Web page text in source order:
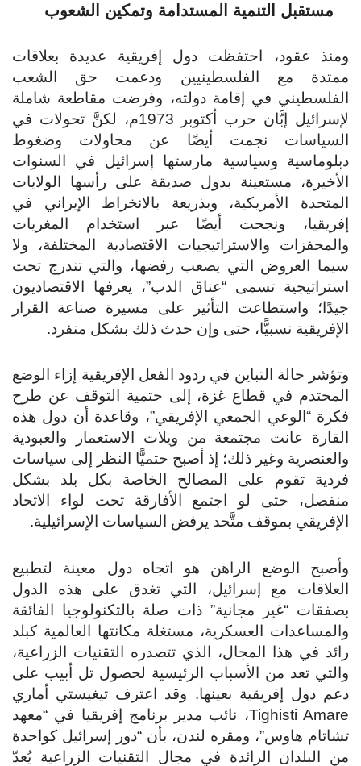
مستقبل التنمية المستدامة وتمكين الشعوب
ومنذ عقود، احتفظت دول إفريقية عديدة بعلاقات
ممتدة مع الفلسطينيين ودعمت حق الشعب
الفلسطيني في إقامة دولته، وفرضت مقاطعة شاملة
لإسرائيل إبَّان حرب أكتوبر 1973م، لكنَّ تحولات في
السياسات نجمت أيضًا عن محاولات وضغوط
دبلوماسية وسياسية مارستها إسرائيل في السنوات
الأخيرة، مستعينة بدول صديقة على رأسها الولايات
المتحدة الأمريكية، وبذريعة بالانخراط الإيراني في
إفريقيا، ونجحت أيضًا عبر استخدام المغريات
والمحفزات والاستراتيجيات الاقتصادية المختلفة، ولا
سيما العروض التي يصعب رفضها، والتي تندرج تحت
استراتيجية تسمى “عناق الدب”، يعرفها الاقتصاديون
جيدًا؛ واستطاعت التأثير على مسيرة صناعة القرار
الإفريقية نسبيًّا، حتى وإن حدث ذلك بشكل منفرد.
وتؤشر حالة التباين في ردود الفعل الإفريقية إزاء الوضع
المحتدم في قطاع غزة، إلى حتمية التوقف عن طرح
فكرة “الوعي الجمعي الإفريقي”، وقاعدة أن دول هذه
القارة عانت مجتمعة من ويلات الاستعمار والعبودية
والعنصرية وغير ذلك؛ إذ أصبح حتميًّا النظر إلى سياسات
فردية تقوم على المصالح الخاصة بكل بلد بشكل
منفصل، حتى لو اجتمع الأفارقة تحت لواء الاتحاد
الإفريقي بموقف متَّحد يرفض السياسات الإسرائيلية.
وأصبح الوضع الراهن هو اتجاه دول معينة لتطبيع
العلاقات مع إسرائيل، التي تغدق على هذه الدول
بصفقات “غير مجانية” ذات صلة بالتكنولوجيا الفائقة
والمساعدات العسكرية، مستغلة مكانتها العالمية كبلد
رائد في هذا المجال، الذي تتصدره التقنيات الزراعية،
والتي تعد من الأسباب الرئيسية لحصول تل أبيب على
دعم دول إفريقية بعينها. وقد اعترف تيغيستي أماري
Tighisti Amare، نائب مدير برنامج إفريقيا في “معهد
تشاتام هاوس”، ومقره لندن، بأن “دور إسرائيل كواحدة
من البلدان الرائدة في مجال التقنيات الزراعية يُعدّ